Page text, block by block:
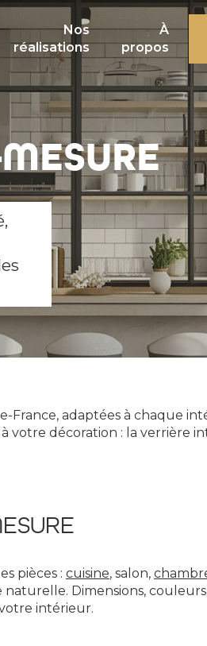
Nos
réalisations
À
propos
adaptées à chaque
décoration : la verrière
pièces : cuisine, salon,
Dimensions,
intérieur.